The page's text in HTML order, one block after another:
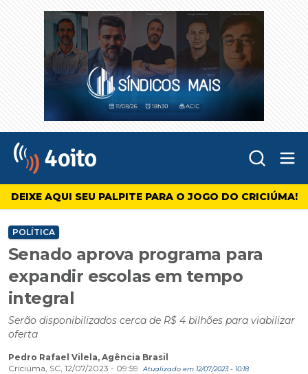
4oito
DEIXE AQUI SEU PALPITE PARA O JOGO DO CRICIÚMA!
POLÍTICA
Senado aprova programa para
expandir escolas em tempo
integral
Serão disponibilizados cerca de R$ 4 bilhões para viabilizar
oferta
Pedro Rafael Vilela, Agência Brasil
Criciúma, SC, 12/07/2023 - 09:59
Atualizado em 12/07/2023 - 10:18